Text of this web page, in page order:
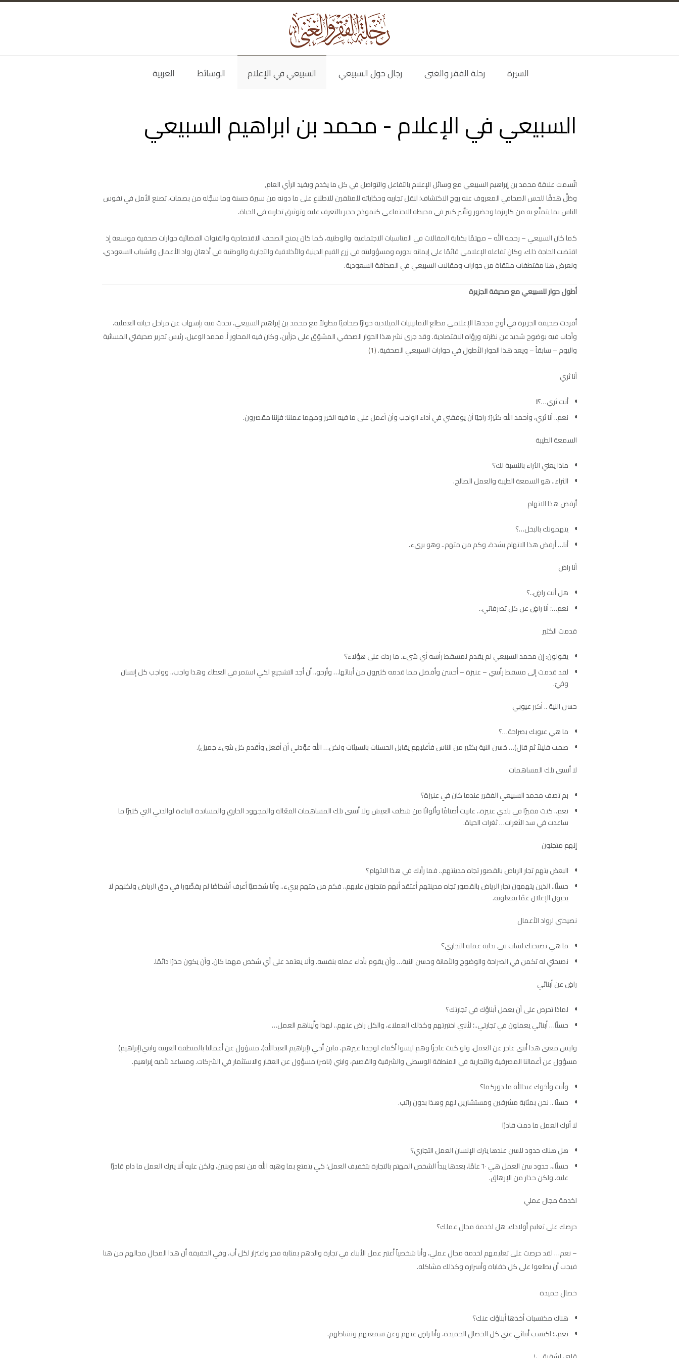
السيرة رحلة الفقر والغنى رجال حول السبيعي السبيعي في الإعلام الوسائط العربية
السبيعي في الإعلام - محمد بن ابراهيم السبيعي
اتَّسمت علاقة محمد بن إبراهيم السبيعي مع وسائل الإعلام بالتفاعل والتواصل في كل ما يخدم ويفيد الرأي العام,
وظلَّ هدفًا للحس الصحافي المعروف عنه روح الاكتشاف؛ لنقل تجاربه وحكاياته للمتلقين للاطلاع على ما دونه من سيرة حسنة وما سجَّله من بصمات، تصنع الأمل في نفوس
الناس بما يتمتَّع به من كاريزما وحضور وتأثير كبير في محيطه الاجتماعي كنموذج جدير بالتعرف عليه وتوثيق تجاربه في الحياة.
كما كان السبيعي – رحمه الله – مهتمًا بكتابة المقالات في المناسبات الاجتماعية والوطنية، كما كان يمنح الصحف الاقتصادية والقنوات الفضائية حوارات صحفية موسعة إذ
اقتضت الحاجة ذلك، وكان تفاعله الإعلامي قائمًا على إيمانه بدوره ومسؤوليته في زرع القيم الدينية والأخلاقية والتجارية والوطنية في أذهان رواد الأعمال والشباب السعودي،
ونعرض هنا مقتطفات منتقاة من حوارات ومقالات السبيعي في الصحافة السعودية.
أطول حوار للسبيعي مع صحيفة الجزيرة
أفردت صحيفة الجزيرة في أوج مجدها الإعلامي مطلع الثمانينيات الميلادية حوارًا صحافيًا مطولاً مع محمد بن إبراهيم السبيعي، تحدث فيه بإسهاب عن مراحل حياته العملية،
وأجاب فيه بوضوح شديد عن نظرته ورؤاه الاقتصادية. وقد جرى نشر هذا الحوار الصحفي المشوّق على جزأين، وكان فيه المحاور أ. محمد الوعيل، رئيس تحرير صحيفتي المسائية
واليوم – سابقاً – ويعد هذا الحوار الأطول في حوارات السبيعي الصحفية.(1)
أنا ثري
أنت ثري…؟!
نعم.. أنا ثري، وأحمد الله كثيرًا؛ راجيًا أن يوفقني في أداء الواجب وأن أعمل على ما فيه الخير ومهما عملنا؛ فإننا مقصرون.
السمعة الطيبة
ماذا يعني الثراء بالنسبة لك؟
الثراء.. هو السمعة الطيبة والعمل الصالح.
أرفض هذا الاتهام
يتهمونك بالبخل…؟
أنا… أرفض هذا الاتهام بشدة، وكم من متهم.. وهو بريء.
أنا راض
هل أنت راضٍ..؟
نعم…؛ أنا راضٍ عن كل تصرفاتي..
قدمت الكثير
يقولون: إن محمد السبيعي لم يقدم لمسقط رأسه أي شيء. ما ردك على هؤلاء؟
لقد قدمت إلى مسقط رأسي – عنيزة – أحسن وأفضل مما قدمه كثيرون من أبنائها… وأرجو.. أن أجد التشجيع لكي استمر في العطاء وهذا واجب.. وواجب كل إنسان
وفيّ.
حسن النية .. أكبر عيوبي
ما هي عيوبك بصراحة…؟
صمت قليلاً ثم قال)… حُسن النية بكثير من الناس فأغلبهم يقابل الحسنات بالسيئات ولكن… الله عوَّدني أن أفعل وأقدم كل شيء جميل).
لا أنسى تلك المساهمات
بم تصف محمد السبيعي الفقير عندما كان في عنيزة؟
نعم.. كنت فقيرًا في بلدي عنيزة.. عانيت أصنافًا وألوانًا من شظف العيش ولا أنسى تلك المساهمات الفعّالة والمجهود الخارق والمساندة البناءة لوالدتي التي كثيرًا ما
ساعدت في سد الثغرات… ثغرات الحياة.
إنهم متجنون
البعض يتهم تجار الرياض بالقصور تجاه مدينتهم.. فما رأيك في هذا الاتهام؟
حسنًا.. الذين يتهمون تجار الرياض بالقصور تجاه مدينتهم أعتقد أنهم متجنون عليهم.. فكم من متهم بريء.. وأنا شخصيًا أعرف أشخاصًا لم يقصِّورا في حق الرياض ولكنهم لا
يحبون الإعلان عمَّا يفعلونه.
نصيحتي لرواد الأعمال
ما هي نصيحتك لشاب في بداية عمله التجاري؟
نصيحتي له تكمن في الصراحة والوضوح والأمانة وحسن النية… وأن يقوم بأداء عمله بنفسه. وألا يعتمد على أي شخص مهما كان. وأن يكون حذرًا دائمًا.
راضٍ عن أبنائي
لماذا تحرص على أن يعمل أبناؤك في تجارتك؟
حسنًا… أبنائي يعملون في تجارتي..؛ لأنني اختبرتهم وكذلك العملاء، والكل راض عنهم.. لهذا ولَّيناهم العمل…
وليس معنى هذا أنني عاجز عن العمل، ولو كنت عاجزًا وهم ليسوا أكفاء لوجدنا غيرهم. فابن أخي (إبراهيم العبدالله)، مسؤول عن أعمالنا بالمنطقة الغربية وابني(إبراهيم)
مسؤول عن أعمالنا المصرفية والتجارية في المنطقة الوسطى والشرقية والقصيم، وابني (ناصر) مسؤول عن العقار والاستثمار في الشركات. ومساعد لأخيه إبراهيم.
وأنت وأخوك عبدالله ما دوركما؟
حسنًا .. نحن بمثابة مشرفين ومستشارين لهم وهذا بدون راتب.
لا أترك العمل ما دمت قادرًا
هل هناك حدود للسن عندها يترك الإنسان العمل التجاري؟
حسنًا..، حدود سن العمل هي ٦٠ عامًا، بعدها يبدأ الشخص المهتم بالتجارة بتخفيف العمل؛ كي يتمتع بما وهبه الله من نعم وبنين، ولكن عليه ألا يترك العمل ما دام قادرًا
عليه. ولكن حذار من الإرهاق.
لخدمة مجال عملي
حرصك على تعليم أولادك، هل لخدمة مجال عملك؟
– نعم… لقد حرصت على تعليمهم لخدمة مجال عملي، وأنا شخصياً أعتبر عمل الأبناء في تجارة والدهم بمثابة فخر واعتزاز لكل أب. وفي الحقيقة أن هذا المجال مجالهم من هنا
فيجب أن يطلعوا على كل خفاياه وأسراره وكذلك مشاكله.
خصال حميدة
هناك مكتسبات أخذها أبناؤك عنك؟
نعم..؛ اكتسب أبنائي عني كل الخصال الحميدة، وأنا راضٍ عنهم وعن سمعتهم ونشاطهم.